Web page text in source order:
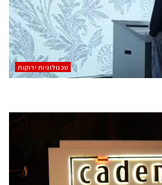
‫טכנולוגיות ירוקות‬